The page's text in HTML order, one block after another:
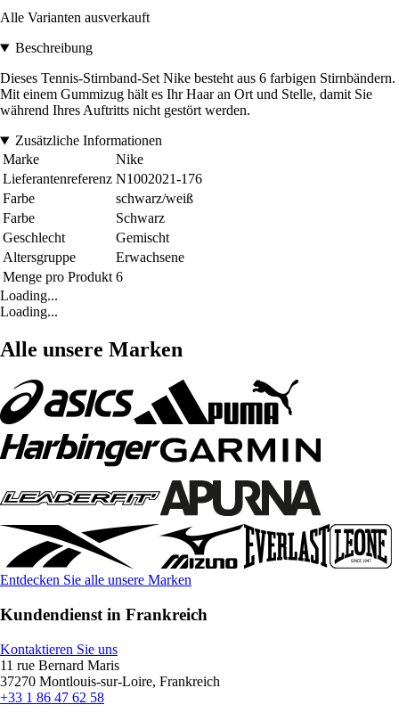
Alle Varianten ausverkauft
Beschreibung
Dieses Tennis-Stirnband-Set Nike besteht aus 6 farbigen Stirnbändern.
Mit einem Gummizug hält es Ihr Haar an Ort und Stelle, damit Sie
während Ihres Auftritts nicht gestört werden.
Zusätzliche Informationen
Marke
Nike
Lieferantenreferenz N1002021-176
Farbe
schwarz/weiß
Farbe
Schwarz
Geschlecht
Gemischt
Altersgruppe
Erwachsene
Menge pro Produkt 6
Loading...
Loading...
Alle unsere Marken
Entdecken Sie alle unsere Marken
Kundendienst in Frankreich
Kontaktieren Sie uns
11 rue Bernard Maris
37270 Montlouis-sur-Loire, Frankreich
+33 1 86 47 62 58